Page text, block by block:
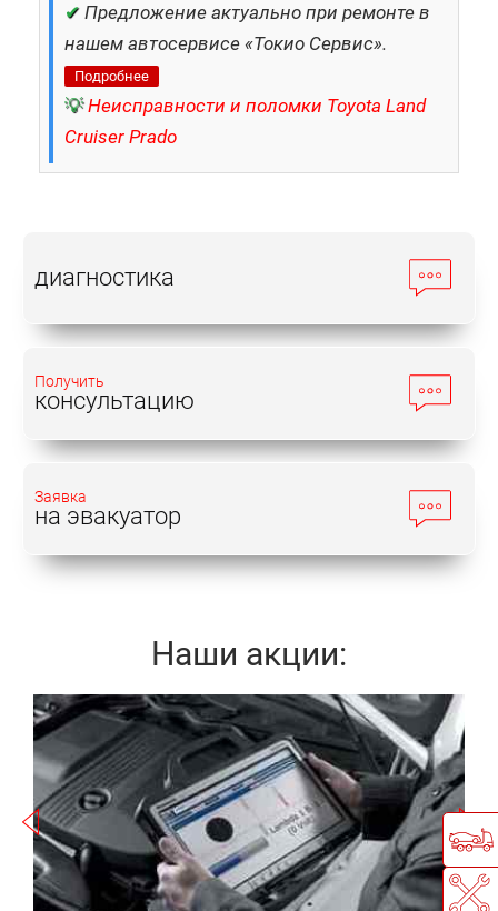
✔ Предложение актуально при ремонте в
нашем автосервисе «Токио Сервис».
Подробнее
💡 Неисправности и поломки Toyota Land
Cruiser Prado
диагностика
Получить
консультацию
Заявка
на эвакуатор
Наши акции:
Записаться